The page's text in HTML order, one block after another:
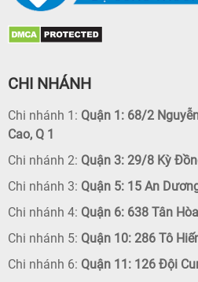
CHI NHÁNH
Chi nhánh 1: Quận 1: 68/2
Cao, Q 1
Chi nhánh 2: Quận 3: 29/8 Kỳ
Chi nhánh 3: Quận 5: 15 An
Chi nhánh 4: Quận 6: 638 Tân
Chi nhánh 5: Quận 10: 286 Tô
Chi nhánh 6: Quận 11: 126 Đội